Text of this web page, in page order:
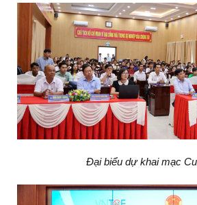
Đại biểu dự khai mạc